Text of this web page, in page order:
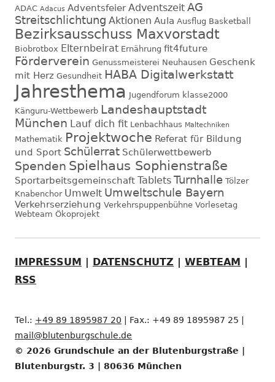
ADAC Adacus Adventsfeier Adventszeit AG
Streitschlichtung Aktionen Aula Ausflug Basketball
Bezirksausschuss Maxvorstadt
Biobrotbox Elternbeirat Ernährung fit4future
Förderverein Genussmeisterei Neuhausen Geschenk
mit Herz Gesundheit HABA Digitalwerkstatt
Jahresthema Jugendforum klasse2000
Känguru-Wettbewerb Landeshauptstadt
München Lauf dich fit Lenbachhaus Maltechniken
Mathematik Projektwoche Referat für Bildung
und Sport Schülerrat Schülerwettbewerb
Spenden Spielhaus Sophienstraße
Sportarbeitsgemeinschaft Tablets Turnhalle Tölzer
Knabenchor Umwelt Umweltschule Bayern
Verkehrserziehung Verkehrspuppenbühne Vorlesetag
Webteam Ökoprojekt
IMPRESSUM | DATENSCHUTZ | WEBTEAM |
RSS
Tel.: +49 89 1895987 20 | Fax.: +49 89 1895987 25 |
mail@blutenburgschule.de
© 2026 Grundschule an der Blutenburgstraße |
Blutenburgstr. 3 | 80636 München